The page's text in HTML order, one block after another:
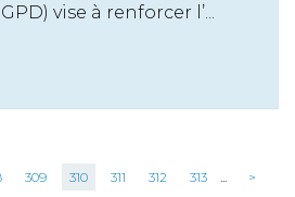
vise à renforcer l’...
309 310 311 312 313 ... >